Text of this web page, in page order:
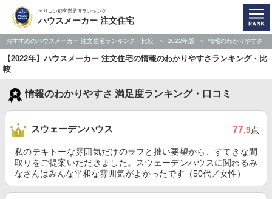
オリコン顧客満足度ランキング
ハウスメーカー 注文住宅
おすすめのハウスメーカー 注文住宅ランキング・比較 2022年版 情報のわかりやすさ
【2022年】ハウスメーカー 注文住宅の情報のわかりやすさランキング・比
較
情報のわかりやすさ 満足度ランキング・口コミ
スウェーデンハウス 77.9点
私のテキトーな雰囲気だけのラフと拙い要望から、すてきな間
取りをご提案いただきました。スウェーデンハウスに関わるみ
なさんはみんな平和な雰囲気がよかったです（50代／女性）